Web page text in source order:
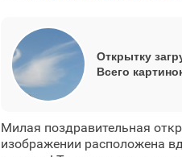
Открытку
Всего
Милая поздравительная
изображении расположена